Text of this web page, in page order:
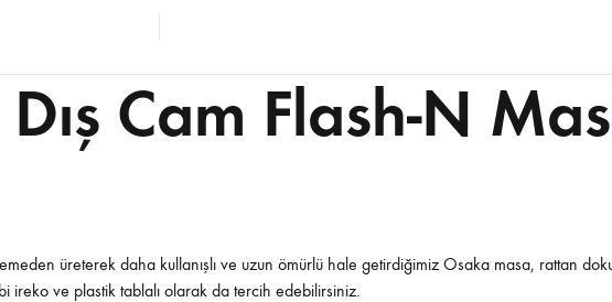
Cam Flash-N
üreterek daha kullanışlı ve uzun ömürlü hale getirdiğimiz Osaka masa, rattan
ireko ve plastik tablalı olarak da tercih edebilirsiniz.